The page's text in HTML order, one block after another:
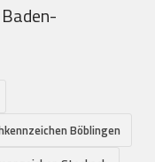
Böblingen